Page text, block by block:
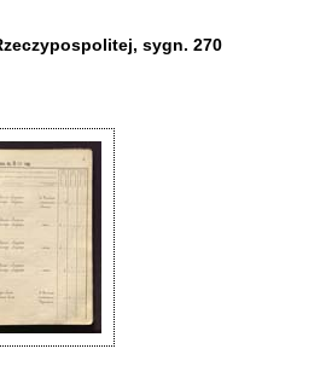
sygn. 270